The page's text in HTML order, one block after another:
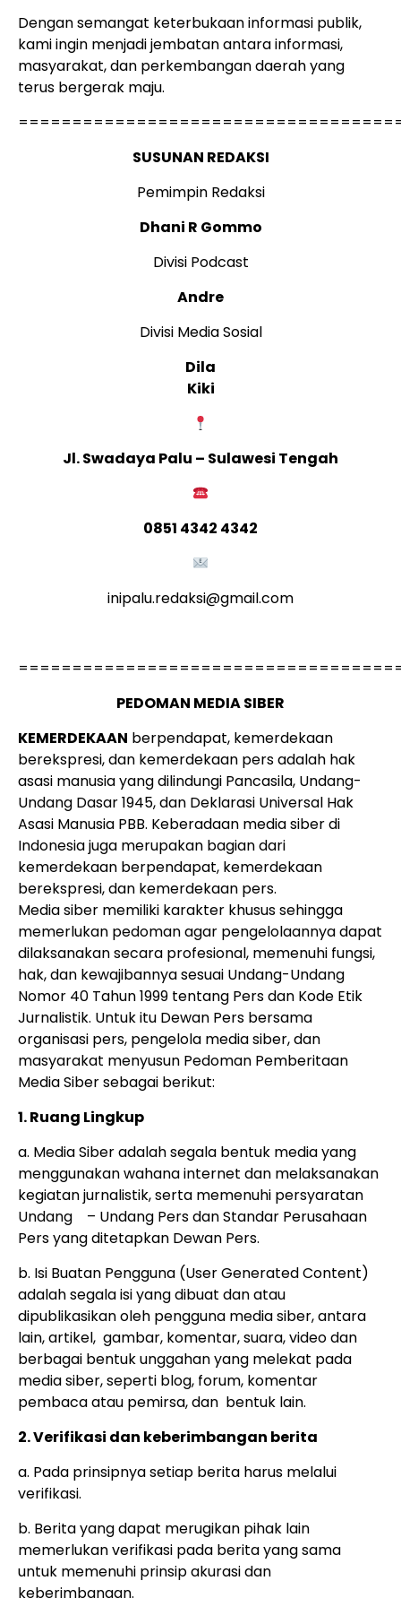
Dengan semangat keterbukaan informasi publik,
kami ingin menjadi jembatan antara informasi,
masyarakat, dan perkembangan daerah yang
terus bergerak maju.
SUSUNAN REDAKSI
Pemimpin Redaksi
Dhani R Gommo
Divisi Podcast
Andre
Divisi Media Sosial
Dila
Kiki
Jl. Swadaya Palu – Sulawesi Tengah
0851 4342 4342
inipalu.redaksi@gmail.com
PEDOMAN MEDIA SIBER
KEMERDEKAAN berpendapat, kemerdekaan
berekspresi, dan kemerdekaan pers adalah hak
asasi manusia yang dilindungi Pancasila, Undang-
Undang Dasar 1945, dan Deklarasi Universal Hak
Asasi Manusia PBB. Keberadaan media siber di
Indonesia juga merupakan bagian dari
kemerdekaan berpendapat, kemerdekaan
berekspresi, dan kemerdekaan pers.
Media siber memiliki karakter khusus sehingga
memerlukan pedoman agar pengelolaannya dapat
dilaksanakan secara profesional, memenuhi fungsi,
hak, dan kewajibannya sesuai Undang-Undang
Nomor 40 Tahun 1999 tentang Pers dan Kode Etik
Jurnalistik. Untuk itu Dewan Pers bersama
organisasi pers, pengelola media siber, dan
masyarakat menyusun Pedoman Pemberitaan
Media Siber sebagai berikut:
1. Ruang Lingkup
a. Media Siber adalah segala bentuk media yang
menggunakan wahana internet dan melaksanakan
kegiatan jurnalistik, serta memenuhi persyaratan
Undang – Undang Pers dan Standar Perusahaan
Pers yang ditetapkan Dewan Pers.
b. Isi Buatan Pengguna (User Generated Content)
adalah segala isi yang dibuat dan atau
dipublikasikan oleh pengguna media siber, antara
lain, artikel, gambar, komentar, suara, video dan
berbagai bentuk unggahan yang melekat pada
media siber, seperti blog, forum, komentar
pembaca atau pemirsa, dan bentuk lain.
2. Verifikasi dan keberimbangan berita
a. Pada prinsipnya setiap berita harus melalui
verifikasi.
b. Berita yang dapat merugikan pihak lain
memerlukan verifikasi pada berita yang sama
untuk memenuhi prinsip akurasi dan
keberimbangan.